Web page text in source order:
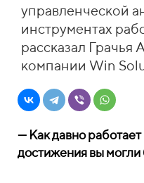
управленческой
инструментах
рассказал Грачья
компании Win
— Как давно
достижения вы могли